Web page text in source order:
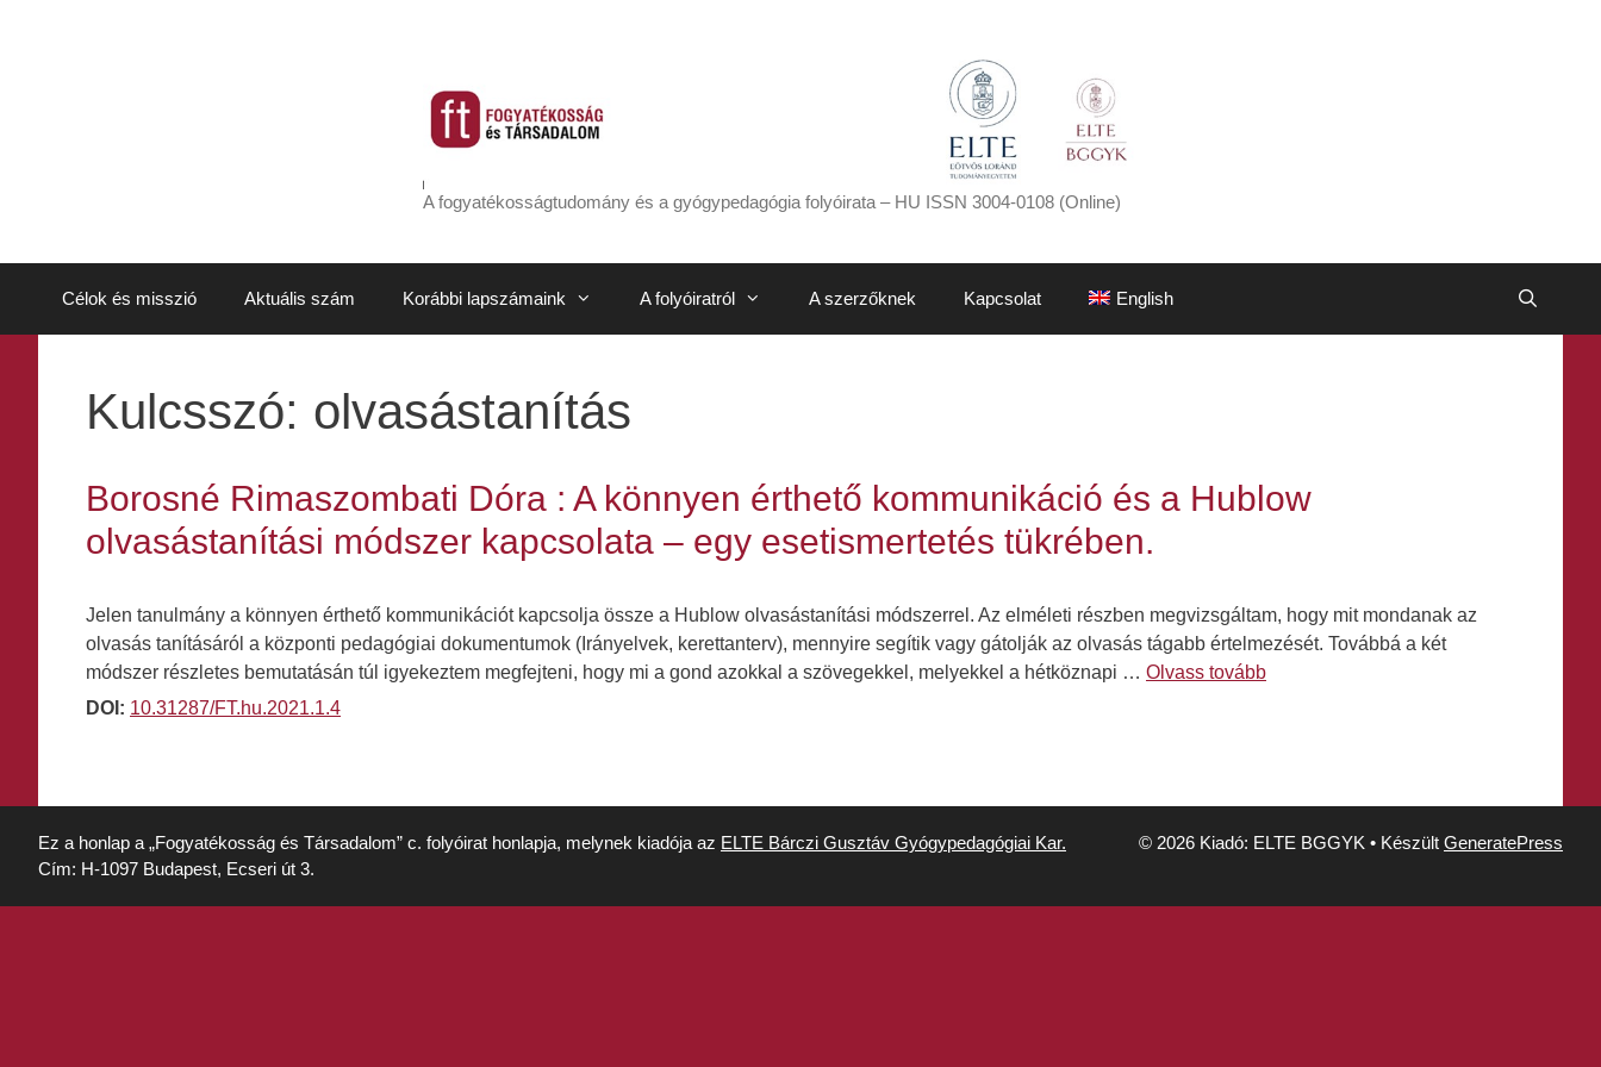
A fogyatékosságtudomány és a gyógypedagógia folyóirata – HU ISSN 3004-0108 (Online)
Célok és misszió Aktuális szám Korábbi lapszámaink A folyóiratról A szerzőknek Kapcsolat English
Kulcsszó: olvasástanítás
Borosné Rimaszombati Dóra : A könnyen érthető kommunikáció és a Hublow
olvasástanítási módszer kapcsolata – egy esetismertetés tükrében.
Jelen tanulmány a könnyen érthető kommunikációt kapcsolja össze a Hublow olvasástanítási módszerrel. Az elméleti részben megvizsgáltam, hogy mit mondanak az
olvasás tanításáról a központi pedagógiai dokumentumok (Irányelvek, kerettanterv), mennyire segítik vagy gátolják az olvasás tágabb értelmezését. Továbbá a két
módszer részletes bemutatásán túl igyekeztem megfejteni, hogy mi a gond azokkal a szövegekkel, melyekkel a hétköznapi … Olvass tovább
DOI: 10.31287/FT.hu.2021.1.4
Ez a honlap a „Fogyatékosság és Társadalom” c. folyóirat honlapja, melynek kiadója az ELTE Bárczi Gusztáv Gyógypedagógiai Kar.
Cím: H-1097 Budapest, Ecseri út 3.
© 2026 Kiadó: ELTE BGGYK • Készült GeneratePress